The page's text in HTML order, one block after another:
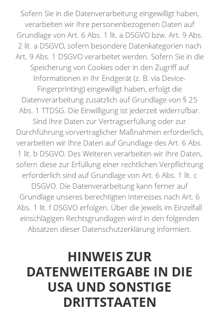
Sofern Sie in die Datenverarbeitung eingewilligt haben,
verarbeiten wir Ihre personenbezogenen Daten auf
Grundlage von Art. 6 Abs. 1 lit. a DSGVO bzw. Art. 9 Abs.
2 lit. a DSGVO, sofern besondere Datenkategorien nach
Art. 9 Abs. 1 DSGVO verarbeitet werden. Sofern Sie in die
Speicherung von Cookies oder in den Zugriff auf
Informationen in Ihr Endgerät (z. B. via Device-
Fingerprinting) eingewilligt haben, erfolgt die
Datenverarbeitung zusätzlich auf Grundlage von § 25
Abs. 1 TTDSG. Die Einwilligung ist jederzeit widerrufbar.
Sind Ihre Daten zur Vertragserfüllung oder zur
Durchführung vorvertraglicher Maßnahmen erforderlich,
verarbeiten wir Ihre Daten auf Grundlage des Art. 6 Abs.
1 lit. b DSGVO. Des Weiteren verarbeiten wir Ihre Daten,
sofern diese zur Erfüllung einer rechtlichen Verpflichtung
erforderlich sind auf Grundlage von Art. 6 Abs. 1 lit. c
DSGVO. Die Datenverarbeitung kann ferner auf
Grundlage unseres berechtigten Interesses nach Art. 6
Abs. 1 lit. f DSGVO erfolgen. Über die jeweils im Einzelfall
einschlägigen Rechtsgrundlagen wird in den folgenden
Absätzen dieser Datenschutzerklärung informiert.
HINWEIS ZUR
DATENWEITERGABE IN DIE
USA UND SONSTIGE
DRITTSTAATEN